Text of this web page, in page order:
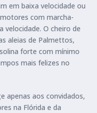
em baixa velocidade ou
com marcha-
velocidade. O cheiro de
aleias de Palmettos,
forte com mínimo
mais felizes no
apenas aos convidados,
na Flórida e da